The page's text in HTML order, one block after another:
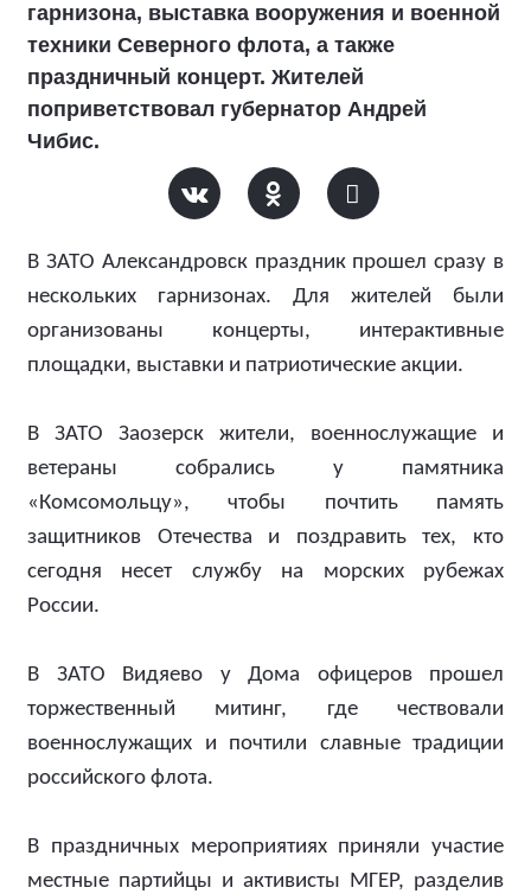
гарнизона, выставка вооружения и военной
техники Северного флота, а также
праздничный концерт. Жителей
поприветствовал губернатор Андрей
Чибис.
В ЗАТО Александровск праздник прошел сразу в
нескольких гарнизонах. Для жителей были
организованы концерты, интерактивные
площадки, выставки и патриотические акции.
В ЗАТО Заозерск жители, военнослужащие и
ветераны собрались у памятника
«Комсомольцу», чтобы почтить память
защитников Отечества и поздравить тех, кто
сегодня несет службу на морских рубежах
России.
В ЗАТО Видяево у Дома офицеров прошел
торжественный митинг, где чествовали
военнослужащих и почтили славные традиции
российского флота.
В праздничных мероприятиях приняли участие
местные партийцы и активисты МГЕР, разделив